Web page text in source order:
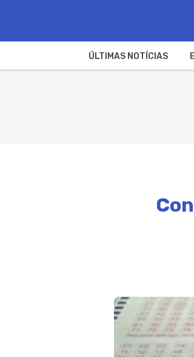
ÚLTIMAS NOTÍCIAS